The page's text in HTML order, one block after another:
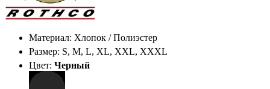
Материал: Хлопок / Полиэстер
Размер: S, M, L, XL, XXL, XXXL
Цвет: Черный